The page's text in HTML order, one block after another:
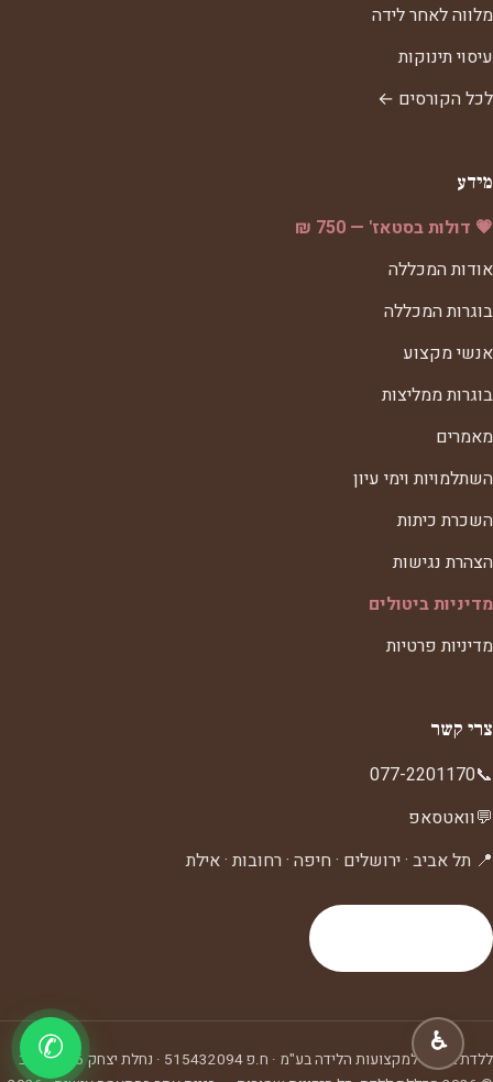
מלווה לאחר לידה
עיסוי תינוקות
לכל הקורסים ←
מידע
💗 דולות בסטאז' — 750 ₪
אודות המכללה
בוגרות המכללה
אנשי מקצוע
בוגרות ממליצות
מאמרים
השתלמויות וימי עיון
השכרת כיתות
הצהרת נגישות
מדיניות ביטולים
מדיניות פרטיות
צרי קשר
📞
077-2201170
💬וואטסאפ
📍 תל אביב · ירושלים · חיפה · רחובות · אילת
ללדת ביה"ס למקצועות הלידה בע"מ · ח.פ515432094
· נחלת יצחק 6, תל אביב
✆ ♿